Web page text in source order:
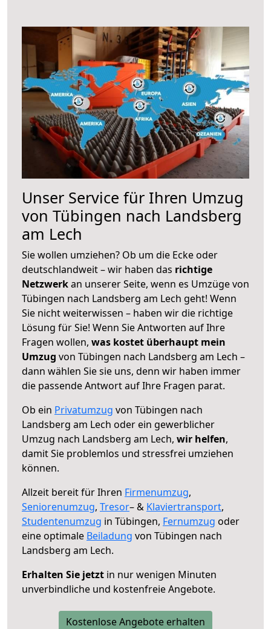
Unser Service für Ihren Umzug
von Tübingen nach Landsberg
am Lech
Sie wollen umziehen? Ob um die Ecke oder
deutschlandweit – wir haben das richtige
Netzwerkan unserer Seite, wenn es Umzüge von
Tübingen nach Landsberg am Lech geht! Wenn
Sie nicht weiterwissen – haben wir die richtige
Lösung für Sie! Wenn Sie Antworten auf Ihre
Fragen wollen, was kostet überhaupt mein
Umzug von Tübingen nach Landsberg am Lech –
dann wählen Sie sie uns, denn wir haben immer
die passende Antwort auf Ihre Fragen parat.
Ob ein Privatumzug von Tübingen nach
Landsberg am Lech oder ein gewerblicher
Umzug nach Landsberg am Lech, wir helfen,
damit Sie problemlos und stressfrei umziehen
können.
Allzeit bereit für Ihren Firmenumzug,
Seniorenumzug, Tresor– & Klaviertransport,
Studentenumzug in Tübingen, Fernumzug oder
eine optimale Beiladung von Tübingen nach
Landsberg am Lech.
Erhalten Sie jetzt in nur wenigen Minuten
unverbindliche und kostenfreie Angebote.
Kostenlose Angebote erhalten